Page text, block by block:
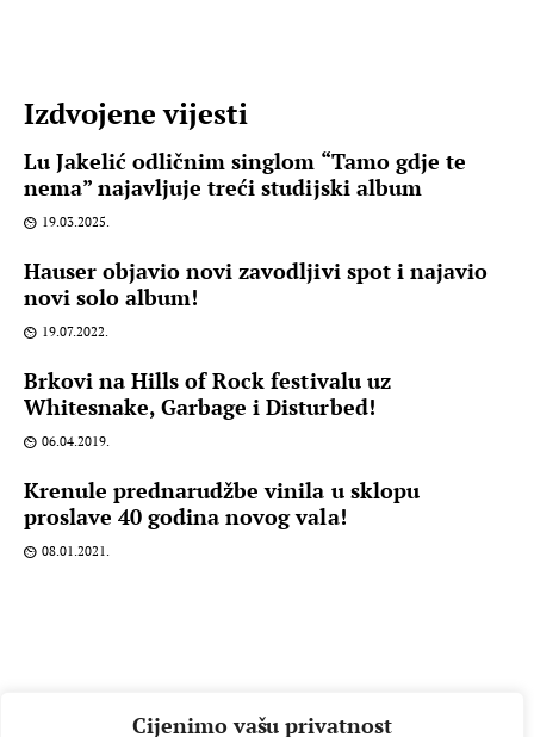
Cijenimo vašu privatnost
Izdvojene vijesti
Lu Jakelić odličnim singlom “Tamo gdje te
nema” najavljuje treći studijski album
19.03.2025.
Hauser objavio novi zavodljivi spot i najavio
novi solo album!
19.07.2022.
Brkovi na Hills of Rock festivalu uz
Whitesnake, Garbage i Disturbed!
06.04.2019.
Krenule prednarudžbe vinila u sklopu
proslave 40 godina novog vala!
08.01.2021.